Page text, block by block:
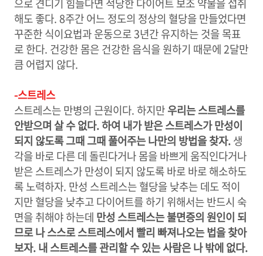
으로 견디기 힘들다면 적당한 다이어트 보조 약물을 섭취
해도 좋다. 8주간 어느 정도의 정상의 혈당을 만들었다면
꾸준한 식이요법과 운동으로 3년간 유지하는 것을 목표
로 한다. 건강한 몸은 건강한 음식을 원하기 때문에 2달만
큼 어렵지 않다.
-스트레스
스트레스는 만병의 근원이다. 하지만우리는 스트레스를
안받으며 살 수 없다. 하여 내가 받은 스트레스가 만성이
되지 않도록 그때 그때 풀어주는 나만의 방법을 찾자.생
각을 바로 다른 데 돌린다거나 몸을 바쁘게 움직인다거나
받은 스트레스가 만성이 되지 않도록 바로 바로 해소하도
록 노력하자. 만성 스트레스는 혈당을 낮추는 데도 적이
지만 혈당을 낮추고 다이어트를 하기 위해서는 반드시 숙
면을 취해야 하는데 만성 스트레스는 불면증의 원인이 되
므로 나 스스로 스트레스에서 빨리 빠져나오는 법을 찾아
보자. 내 스트레스를 관리할 수 있는 사람은 나 밖에 없다.